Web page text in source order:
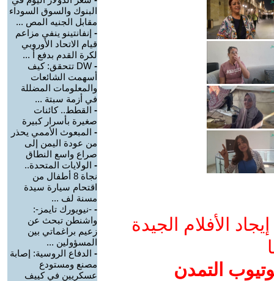
الأفلام الجيدة
التمدن
البنوك والسوق السوداء
مقابل الجنيه المص ...
- إنفانتينو ينفي مزاعم
قيام الاتحاد الأوروبي
لكرة القدم بدفع أ ...
-
DW تتحقق: كيف
أسهمت الشائعات
والمعلومات المضللة
في أزمة سبتة ...
- القطط.. كائنات
صغيرة بأسرار كبيرة
- المبعوث الأممي يحذر
من عودة اليمن إلى
صراع واسع النطاق
- الولايات المتحدة..
نجاة 8 أطفال من
اقتحام سيارة سيدة
مسنة لف ...
- -نيويورك تايمز-:
واشنطن تبحث عن
زعيم براغماتي بين
المسؤولين ...
- الدفاع الروسية: إصابة
مصنع ومستودع
عسكريين في كييف